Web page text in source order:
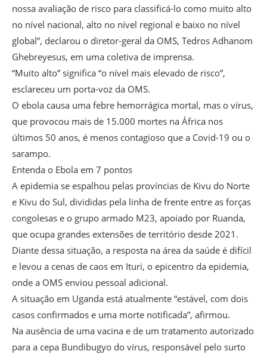
nossa avaliação de risco para classificá-lo como muito alto
no nível nacional, alto no nível regional e baixo no nível
global”, declarou o diretor-geral da OMS, Tedros Adhanom
Ghebreyesus, em uma coletiva de imprensa.
“Muito alto” significa “o nível mais elevado de risco”,
esclareceu um porta-voz da OMS.
O ebola causa uma febre hemorrágica mortal, mas o vírus,
que provocou mais de 15.000 mortes na África nos
últimos 50 anos, é menos contagioso que a Covid-19 ou o
sarampo.
Entenda o Ebola em 7 pontos
A epidemia se espalhou pelas províncias de Kivu do Norte
e Kivu do Sul, divididas pela linha de frente entre as forças
congolesas e o grupo armado M23, apoiado por Ruanda,
que ocupa grandes extensões de território desde 2021.
Diante dessa situação, a resposta na área da saúde é difícil
e levou a cenas de caos em Ituri, o epicentro da epidemia,
onde a OMS enviou pessoal adicional.
A situação em Uganda está atualmente “estável, com dois
casos confirmados e uma morte notificada”, afirmou.
Na ausência de uma vacina e de um tratamento autorizado
para a cepa Bundibugyo do vírus, responsável pelo surto